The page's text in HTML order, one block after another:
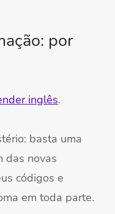
por
inglês.
basta uma
das novas
códigos e
em toda parte.